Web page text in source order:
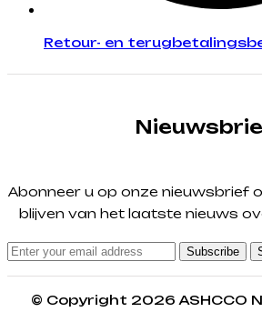
Retour- en
Abonneer u op onze nieuwsbrief
blijven van het laatste nieuws
Subscribe
© Copyright 2026 ASHCCO